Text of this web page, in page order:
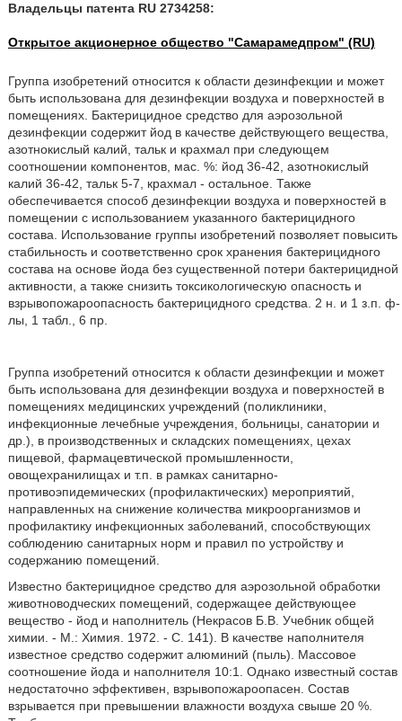
Владельцы патента RU 2734258:
Открытое акционерное общество "Самарамедпром" (RU)
Группа изобретений относится к области дезинфекции и может
быть использована для дезинфекции воздуха и поверхностей в
помещениях. Бактерицидное средство для аэрозольной
дезинфекции содержит йод в качестве действующего вещества,
азотнокислый калий, тальк и крахмал при следующем
соотношении компонентов, мас. %: йод 36-42, азотнокислый
калий 36-42, тальк 5-7, крахмал - остальное. Также
обеспечивается способ дезинфекции воздуха и поверхностей в
помещении с использованием указанного бактерицидного
состава. Использование группы изобретений позволяет повысить
стабильность и соответственно срок хранения бактерицидного
состава на основе йода без существенной потери бактерицидной
активности, а также снизить токсикологическую опасность и
взрывопожароопасность бактерицидного средства. 2 н. и 1 з.п. ф-
лы, 1 табл., 6 пр.
Группа изобретений относится к области дезинфекции и может
быть использована для дезинфекции воздуха и поверхностей в
помещениях медицинских учреждений (поликлиники,
инфекционные лечебные учреждения, больницы, санатории и
др.), в производственных и складских помещениях, цехах
пищевой, фармацевтической промышленности,
овощехранилищах и т.п. в рамках санитарно-
противоэпидемических (профилактических) мероприятий,
направленных на снижение количества микроорганизмов и
профилактику инфекционных заболеваний, способствующих
соблюдению санитарных норм и правил по устройству и
содержанию помещений.
Известно бактерицидное средство для аэрозольной обработки
животноводческих помещений, содержащее действующее
вещество - йод и наполнитель (Некрасов Б.В. Учебник общей
химии. - М.: Химия. 1972. - С. 141). В качестве наполнителя
известное средство содержит алюминий (пыль). Массовое
соотношение йода и наполнителя 10:1. Однако известный состав
недостаточно эффективен, взрывопожароопасен. Состав
взрывается при превышении влажности воздуха свыше 20 %.